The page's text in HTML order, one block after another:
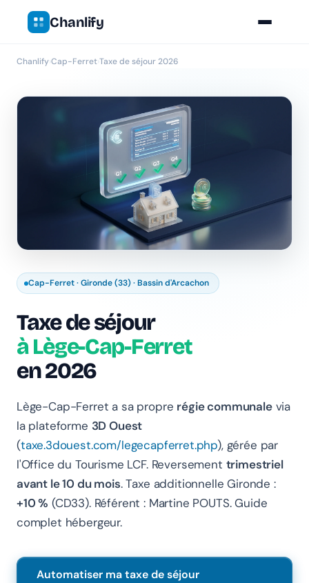
Chanlify
Chanlify›Cap-Ferret›Taxe de séjour 2026
Cap-Ferret · Gironde (33) · Bassin d'Arcachon
Taxe de séjour
à Lège-Cap-Ferret
en 2026
Lège-Cap-Ferret a sa propre régie communalevia
la plateforme 3D Ouest
(taxe.3douest.com/legecapferret.php), gérée par
l'Office du Tourisme LCF. Reversement trimestriel
avant le 10 du mois. Taxe additionnelle Gironde :
+10 % (CD33). Référent : Martine POUTS. Guide
complet hébergeur.
Automatiser ma taxe de séjour
Chanlify Assistant
Bonjour 👋 Je suis l'assistant Chanlify. Comment puis-
je vous aider ?